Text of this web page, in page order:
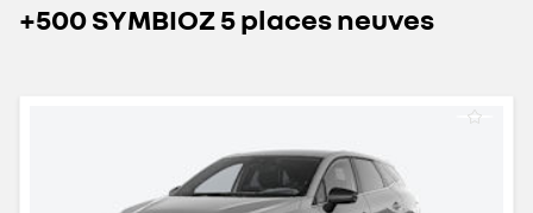
+500 SYMBIOZ 5 places neuves